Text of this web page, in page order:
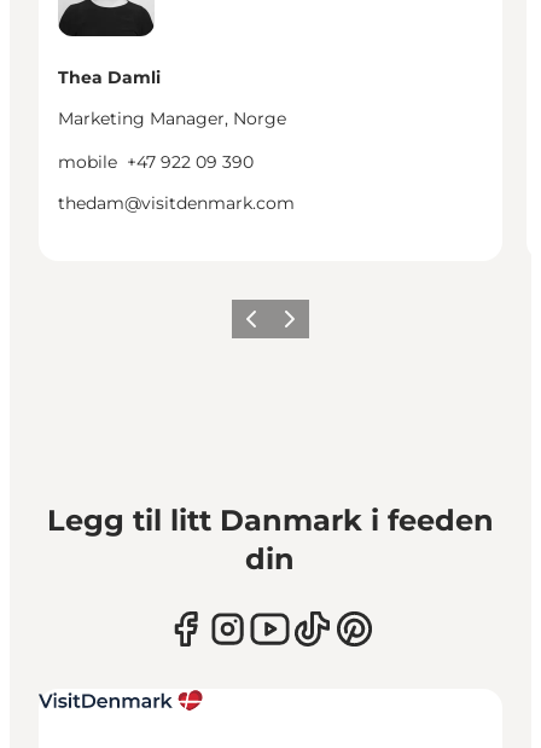
Thea Damli
Marketing Manager, Norge
mobile +47 922 09 390
thedam@visitdenmark.com
ForrigeNeste
Legg til litt Danmark i feeden
din